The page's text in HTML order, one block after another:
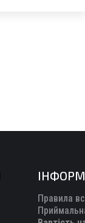
Правила